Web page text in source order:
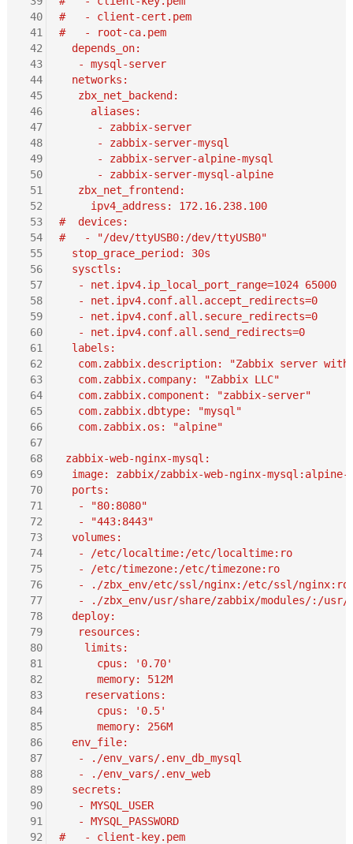
40
41
42
43
44
45
46
47
48
49
50
51
52
53
54
55
56
57
58
59
60
61
62
63
64
65
66
67
68
69
70
71
72
73
74
75
76
77
78
79
80
81
82
83
84
85
86
87
88
89
90
91
92
#   - client-cert.pem
#   - root-ca.pem
  depends_on:
   - mysql-server
  networks:
   zbx_net_backend:
     aliases:
      - zabbix-server
      - zabbix-server-mysql
      - zabbix-server-alpine-mysql
      - zabbix-server-mysql-alpine
   zbx_net_frontend:
     ipv4_address: 172.16.238.100
#  devices:
#   - "/dev/ttyUSB0:/dev/ttyUSB0"
  stop_grace_period: 30s
  sysctls:
   - net.ipv4.ip_local_port_range=1024 65000
   - net.ipv4.conf.all.accept_redirects=0
   - net.ipv4.conf.all.secure_redirects=0
   - net.ipv4.conf.all.send_redirects=0
  labels:
com.zabbix.description: "Zabbix server
   com.zabbix.company: "Zabbix LLC"
   com.zabbix.component: "zabbix-server"
   com.zabbix.dbtype: "mysql"
   com.zabbix.os: "alpine"
zabbix-web-nginx-mysql:
image: zabbix/zabbix-web-nginx-mysql:alpine-
  ports:
   - "80:8080"
   - "443:8443"
  volumes:
   - /etc/localtime:/etc/localtime:ro
   - /etc/timezone:/etc/timezone:ro
   - ./zbx_env/etc/ssl/nginx:/etc/ssl/nginx:ro
- ./zbx_env/usr/share/zabbix/modules/:/
  deploy:
   resources:
    limits:
      cpus: '0.70'
      memory: 512M
    reservations:
      cpus: '0.5'
      memory: 256M
  env_file:
   - ./env_vars/.env_db_mysql
   - ./env_vars/.env_web
  secrets:
   - MYSQL_USER
   - MYSQL_PASSWORD
#   - client-key.pem